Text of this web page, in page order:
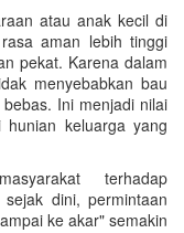
atau anak kecil di
aman lebih tinggi
pekat. Karena dalam
menyebabkan bau
Ini menjadi nilai
keluarga yang
terhadap
dini, permintaan
ke akar" semakin